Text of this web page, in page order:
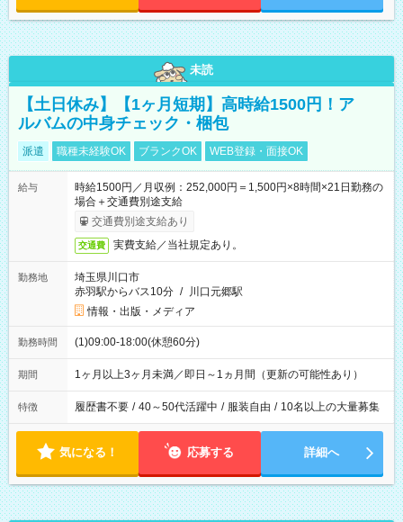
未読
【土日休み】【1ヶ月短期】高時給1500円！ア
ルバムの中身チェック・梱包
派遣 職種未経験OK ブランクOK WEB登録・面接OK
給与
時給1500円／月収例：252,000円＝1,500円×8時間×21日勤務の
場合＋交通費別途支給
交通費別途支給あり
交通費 実費支給／当社規定あり。
勤務地
埼玉県川口市
赤羽駅からバス10分 / 川口元郷駅
情報・出版・メディア
勤務時間 (1)09:00-18:00(休憩60分)
期間 1ヶ月以上3ヶ月未満／即日～1ヵ月間（更新の可能性あり）
特徴 履歴書不要 / 40～50代活躍中 / 服装自由 / 10名以上の大量募集
気になる！ 応募する 詳細へ